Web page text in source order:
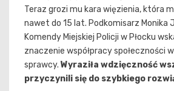
Teraz grozi mu kara więzienia, która
nawet do 15 lat. Podkomisarz Monika
Komendy Miejskiej Policji w Płocku
znaczenie współpracy społeczności
sprawcy. Wyraziła wdzięczność
przyczynili się do szybkiego